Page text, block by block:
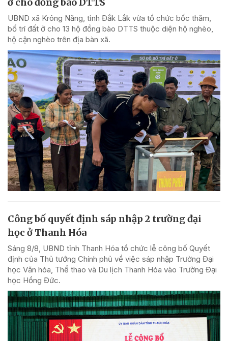
UBND xã Krông Năng, tỉnh Đắk Lắk vừa tổ chức bốc thăm,
bố trí đất ở cho 13 hộ đồng bào DTTS thuộc diện hộ nghèo,
hộ cận nghèo trên địa bàn xã.
Công bố quyết định sáp nhập 2 trường đại
học ở Thanh Hóa
Sáng 8/8, UBND tỉnh Thanh Hóa tổ chức lễ công bố Quyết
định của Thủ tướng Chính phủ về việc sáp nhập Trường Đại
học Văn hóa, Thể thao và Du lịch Thanh Hóa vào Trường Đại
học Hồng Đức.